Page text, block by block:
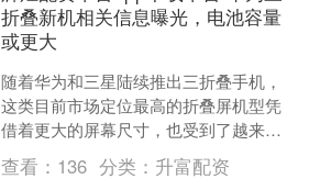
折叠新机相关信息曝光，电池容量
或更大
随着华为和三星陆续推出三折叠手机，
这类目前市场定位最高的折叠屏机型凭
借着更大的屏幕尺寸，也受到了越来越
多消费者的关注。在华为现款三折叠机
型Mate XTs非凡大....
查看： 136 分类： 升富配资